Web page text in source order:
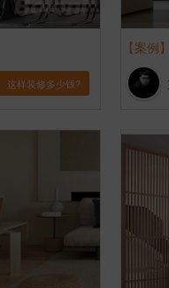
这样装修多少钱?
【案例